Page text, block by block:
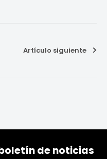
Artículo siguiente
de noticias